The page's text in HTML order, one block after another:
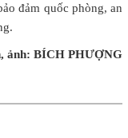
đảm quốc phòng, an
ảnh: BÍCH PHƯỢNG